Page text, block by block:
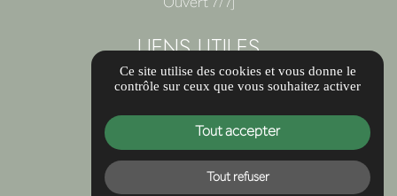
LIENS UTILES
Autour de nous
Informations complémentaires
Mentions légales
Ce site utilise des cookies et vous donne le
contrôle sur ceux que vous souhaitez activer
Tout accepter
Tout refuser